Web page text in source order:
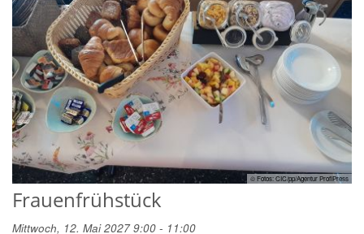
© Fotos: CIC/pp/Agentur ProfiPress
Frauenfrühstück
Mittwoch, 12. Mai 2027 9:00 - 11:00